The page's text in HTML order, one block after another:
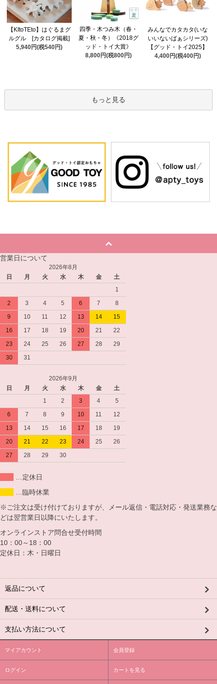
【KItoTEto】はぐるまグ
ルグル [カタログ掲載]
5,940円(税540円)
四季・木つみ木（春・
夏・秋・冬）《2018グ
ッド・トイ大賞》
8,800円(税800円)
みんなでカタカタ(いな
いいないばぁシリーズ)
【グッド・トイ2025】
4,400円(税400円)
もっと見る
営業日について
2026年8月
日
月 火 水 木 金
土
1
2
3 4 5 6 7
8
9
10 11 12 13 14
15
16
17 18 19 20 21
22
23
24 25 26 27 28
29
30
31
2026年9月
日
月 火 水 木 金
土
1
2 3 4
5
6
7 8 9 10 11
12
13
14 15 16 17 18
19
20
21 22 23 24 25
26
27
28 29 30
…定休日
…臨時休業
※ご注文は受け付けておりますが、メール返信・電話対応・発送業務な
どは翌営業日以降にいたします。
オンラインストア問合せ受付時間
10：00～18：00
定休日：木・日曜日
返品について
配送・送料について
支払い方法について
マイアカウント 会員登録
ログイン カートを見る